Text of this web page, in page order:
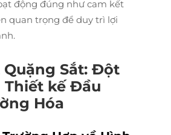
động đúng như cam kết
quan trọng để duy trì lợi
Sắt: Đột
kế Đầu
Hóa